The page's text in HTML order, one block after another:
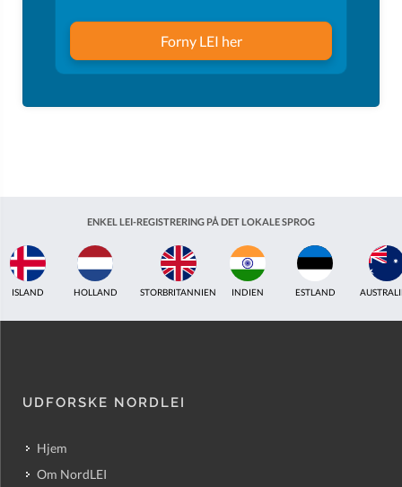
Forny LEI her
ENKEL LEI-REGISTRERING PÅ DET LOKALE SPROG
ISLAND HOLLAND STORBRITANNIEN INDIEN ESTLAND
UDFORSKE NORDLEI
Hjem
Om NordLEI